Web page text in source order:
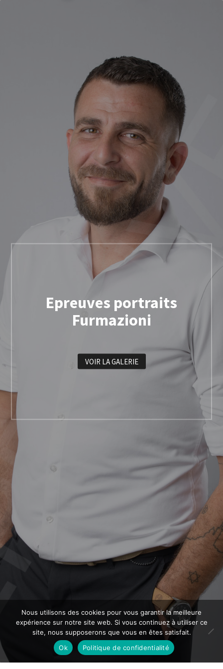
Epreuves portraits
Furmazioni
VOIR LA GALERIE
Nous utilisons des cookies pour vous garantir la meilleure
expérience sur notre site web. Si vous continuez à utiliser ce
site, nous supposerons que vous en êtes satisfait.
Ok
Politique de confidentialité